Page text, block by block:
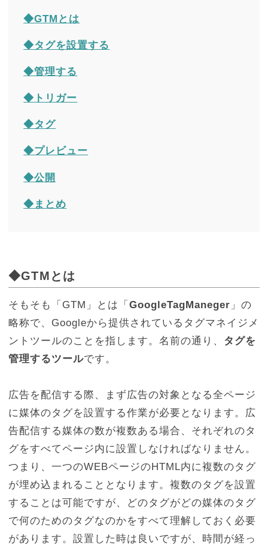
◆GTMとは
◆タグを設置する
◆管理する
◆トリガー
◆タグ
◆プレビュー
◆公開
◆まとめ
◆GTMとは
そもそも「GTM」とは「GoogleTagManeger 」の
略称で、Googleから提供されているタグマネイジメ
ントツールのことを指します。名前の通り、 タグを
管理するツールです。
広告を配信する際、まず広告の対象となる全ページ
に媒体のタグを設置する作業が必要となります。広
告配信する媒体の数が複数ある場合、それぞれのタ
グをすべてページ内に設置しなければなりません。
つまり、一つのWEBページのHTML内に複数のタグ
が埋め込まれることとなります。複数のタグを設置
することは可能ですが、どのタグがどの媒体のタグ
で何のためのタグなのかをすべて理解しておく必要
があります。設置した時は良いですが、時間が経っ